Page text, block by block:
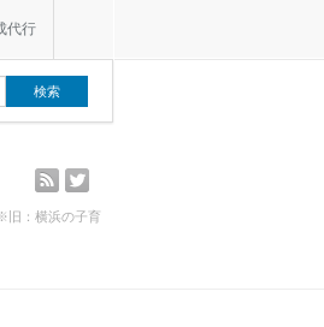
代行
旧：横浜の子育
rss